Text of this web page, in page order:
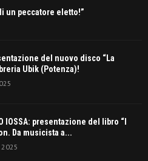
un peccatore eletto!”
del nuovo disco “La
Ubik (Potenza)!
IOSSA: presentazione del libro “I
Da musicista a...